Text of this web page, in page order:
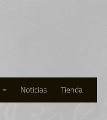
Noticias Tienda